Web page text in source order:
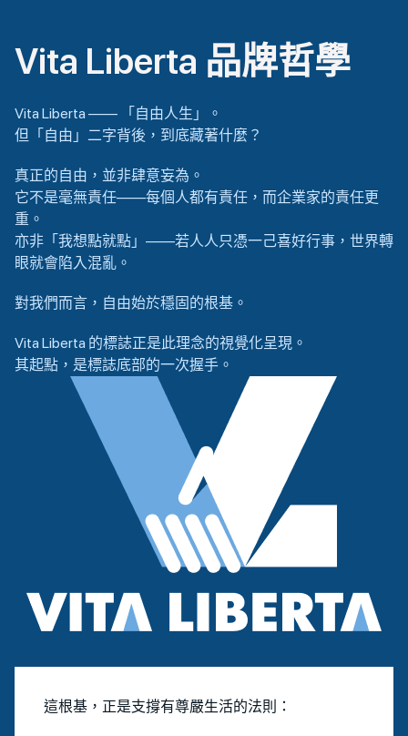
Vita Liberta 品牌哲學
Vita Liberta —— 「自由人生」。
但「自由」二字背後，到底藏著什麼？
真正的自由，並非肆意妄為。
它不是毫無責任——每個人都有責任，而企業家的責任更
重。
亦非「我想點就點」——若人人只憑一己喜好行事，世界轉
眼就會陷入混亂。
對我們而言，自由始於穩固的根基。
Vita Liberta 的標誌正是此理念的視覺化呈現。
其起點，是標誌底部的一次握手。
這根基，正是支撐有尊嚴生活的法則：